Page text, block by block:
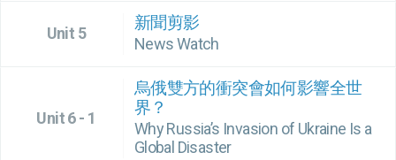
Unit 5
新聞剪影
News Watch
Unit 6 - 1
烏俄雙方的衝突會如何影響全世
界？
Why Russia’s Invasion of Ukraine Is a
Global Disaster